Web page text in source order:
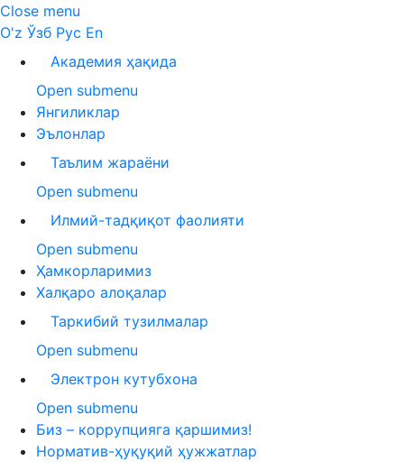
Close menu
O'z Ўзб Рус En
Академия ҳақида
Open submenu
Янгиликлар
Эълонлар
Таълим жараёни
Open submenu
Илмий-тадқиқот фаолияти
Open submenu
Ҳамкорларимиз
Халқаро алоқалар
Таркибий тузилмалар
Open submenu
Электрон кутубхона
Open submenu
Биз – коррупцияга қаршимиз!
Норматив-ҳуқуқий ҳужжатлар